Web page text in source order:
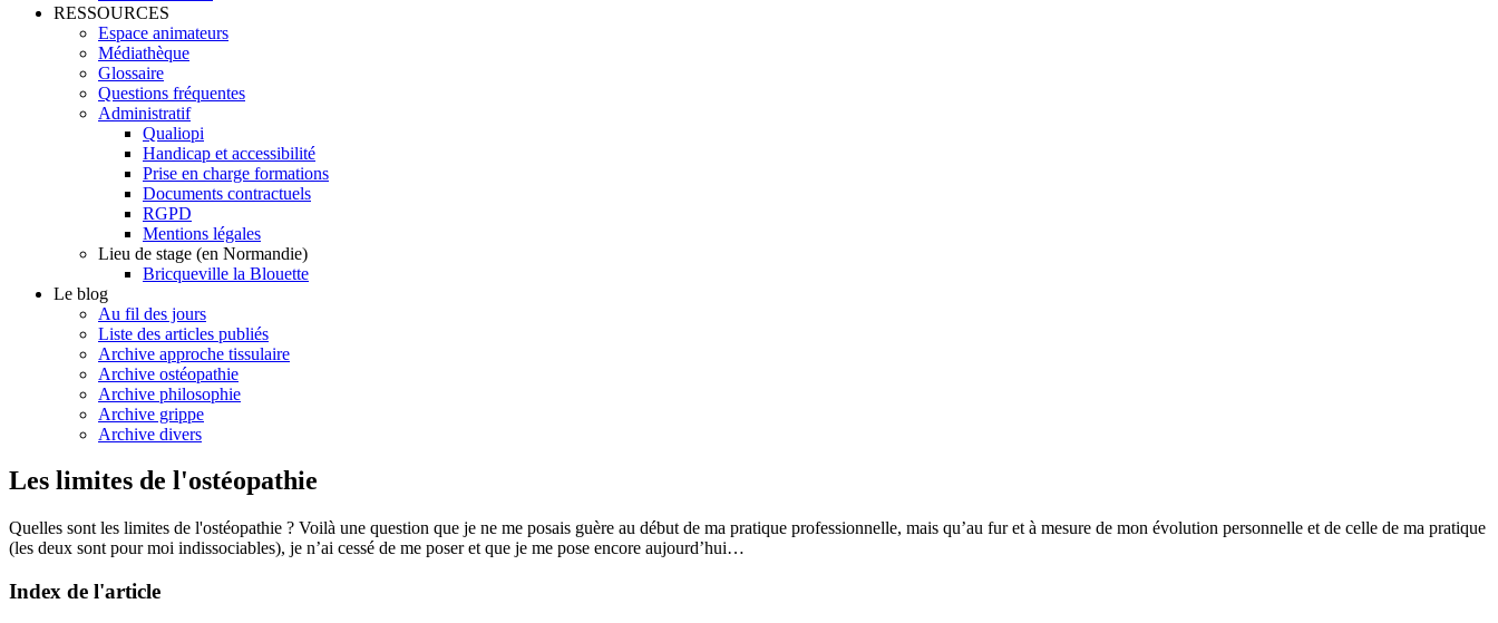
RESSOURCES
Espace animateurs
Médiathèque
Glossaire
Questions fréquentes
Administratif
Qualiopi
Handicap et accessibilité
Prise en charge formations
Documents contractuels
RGPD
Mentions légales
Lieu de stage (en Normandie)
Bricqueville la Blouette
Le blog
Au fil des jours
Liste des articles publiés
Archive approche tissulaire
Archive ostéopathie
Archive philosophie
Archive grippe
Archive divers
Les limites de l'ostéopathie
Quelles sont les limites de l'ostéopathie ? Voilà une question que je ne me posais guère au début de ma pratique professionnelle, mais qu’au fur et à mesure de mon évolution personnelle et de celle de ma pratique
(les deux sont pour moi indissociables), je n’ai cessé de me poser et que je me pose encore aujourd’hui…
Index de l'article